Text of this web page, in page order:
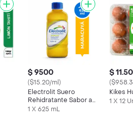
$ 9500
($15.20/ml)
Electrolit Suero
Rehidratante Sabor a
Maracuyá
1 X 625 mL
$
Kikes
1 X 12